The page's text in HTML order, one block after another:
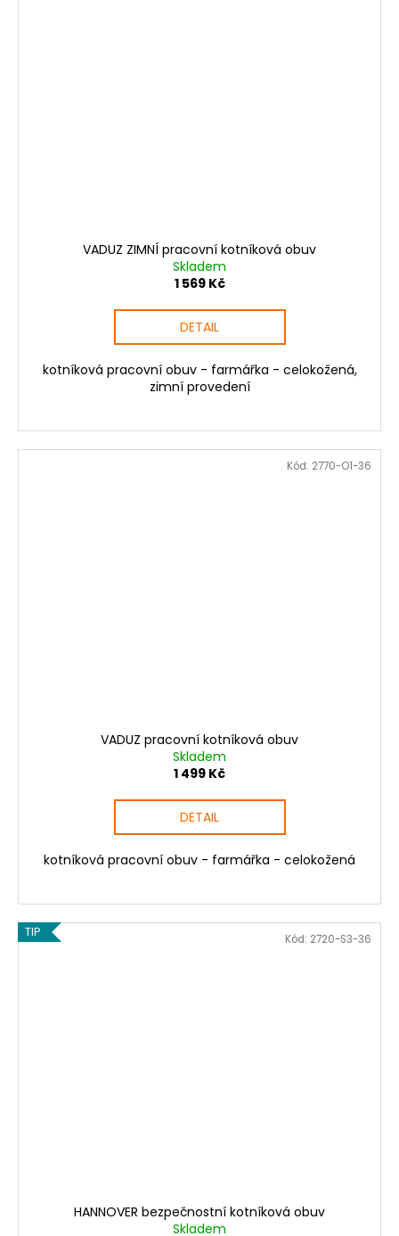
VADUZ ZIMNÍ pracovní kotníková obuv
Skladem
1 569 Kč
DETAIL
kotníková pracovní obuv - farmářka - celokožená,
zimní provedení
VADUZ pracovní kotníková obuv
Skladem
1 499 Kč
DETAIL
kotníková pracovní obuv - farmářka - celokožená
Kód: 2770-O1-36
TIP
HANNOVER bezpečnostní kotníková obuv
Skladem
Kód: 2720-S3-36